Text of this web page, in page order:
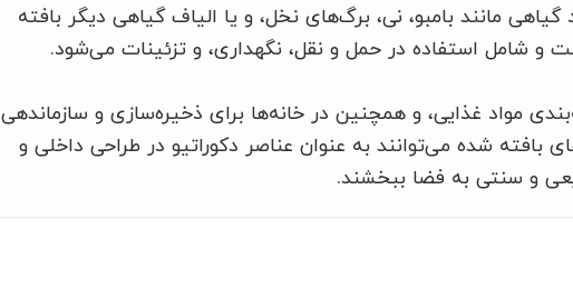
مانند بامبو، نی، برگ‌های نخل، و یا الیاف گیاهی دیگر بافته
و شامل استفاده در حمل و نقل، نگهداری، و تزئینات می‌شود.
مواد غذایی، و همچنین در خانه‌ها برای ذخیره‌سازی و سازماندهی
بافته شده می‌توانند به عنوان عناصر دکوراتیو در طراحی داخلی و
و سنتی به فضا ببخشند.